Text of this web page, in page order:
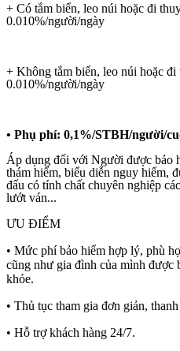
+ Có tắm biển, leo núi hoặc đi
0.010%/người/ngày
+ Không tắm biển, leo núi hoặc đi
0.010%/người/ngày
• Phụ phí: 0,1%/STBH/người/
Áp dụng đối với Người được bảo
thám hiểm, biểu diễn nguy hiểm,
đấu có tính chất chuyên nghiệp
lướt ván...
ƯU ĐIỂM
• Mức phí bảo hiểm hợp lý, phù
cũng như gia đình của mình được
khỏe.
• Thủ tục tham gia đơn giản,
• Hỗ trợ khách hàng 24/7.